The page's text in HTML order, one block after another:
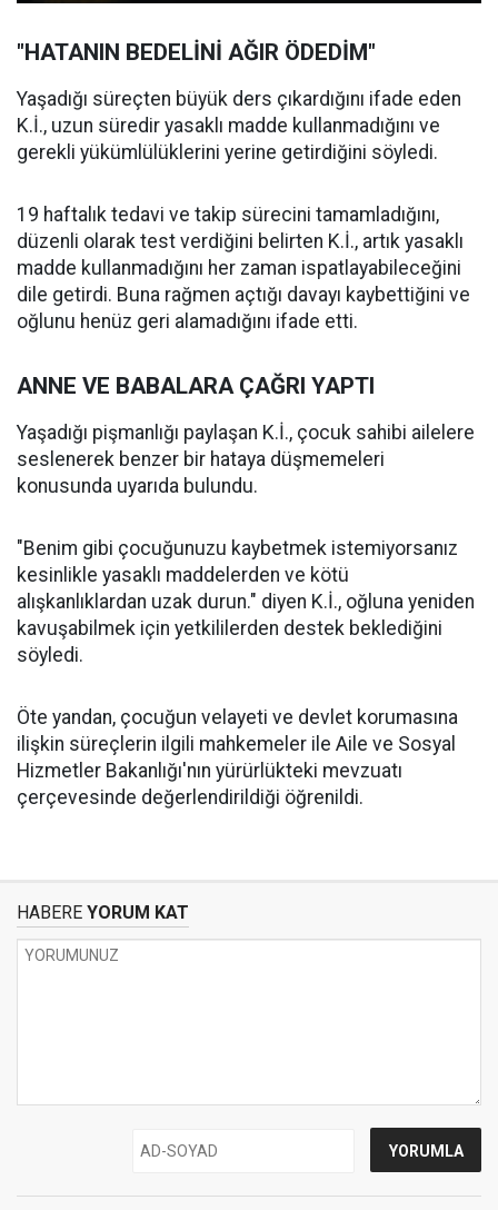
"HATANIN BEDELİNİ AĞIR ÖDEDİM"
Yaşadığı süreçten büyük ders çıkardığını ifade eden
K.İ., uzun süredir yasaklı madde kullanmadığını ve
gerekli yükümlülüklerini yerine getirdiğini söyledi.
19 haftalık tedavi ve takip sürecini tamamladığını,
düzenli olarak test verdiğini belirten K.İ., artık yasaklı
madde kullanmadığını her zaman ispatlayabileceğini
dile getirdi. Buna rağmen açtığı davayı kaybettiğini ve
oğlunu henüz geri alamadığını ifade etti.
ANNE VE BABALARA ÇAĞRI YAPTI
Yaşadığı pişmanlığı paylaşan K.İ., çocuk sahibi ailelere
seslenerek benzer bir hataya düşmemeleri
konusunda uyarıda bulundu.
"Benim gibi çocuğunuzu kaybetmek istemiyorsanız
kesinlikle yasaklı maddelerden ve kötü
alışkanlıklardan uzak durun." diyen K.İ., oğluna yeniden
kavuşabilmek için yetkililerden destek beklediğini
söyledi.
Öte yandan, çocuğun velayeti ve devlet korumasına
ilişkin süreçlerin ilgili mahkemeler ile Aile ve Sosyal
Hizmetler Bakanlığı'nın yürürlükteki mevzuatı
çerçevesinde değerlendirildiği öğrenildi.
HABERE YORUM KAT